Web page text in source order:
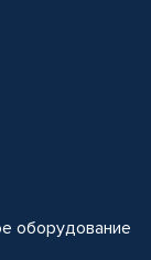
оборудование